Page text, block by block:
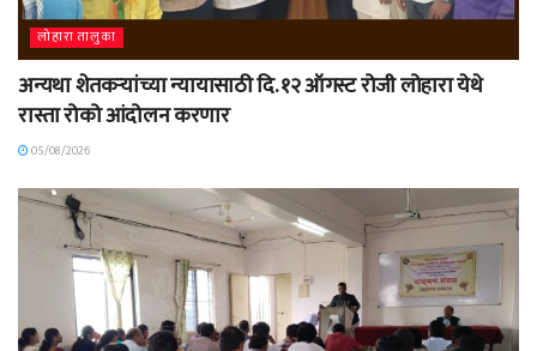
लोहारा तालुका
अन्यथा शेतकऱ्यांच्या न्यायासाठी दि. १२ ऑगस्ट रोजी लोहारा येथे
रास्ता रोको आंदोलन करणार
05/08/2026